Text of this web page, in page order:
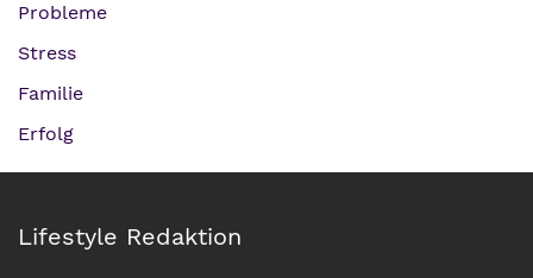
Probleme
Stress
Familie
Erfolg
Lifestyle Redaktion